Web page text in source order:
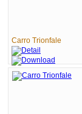
Carro Trionfale